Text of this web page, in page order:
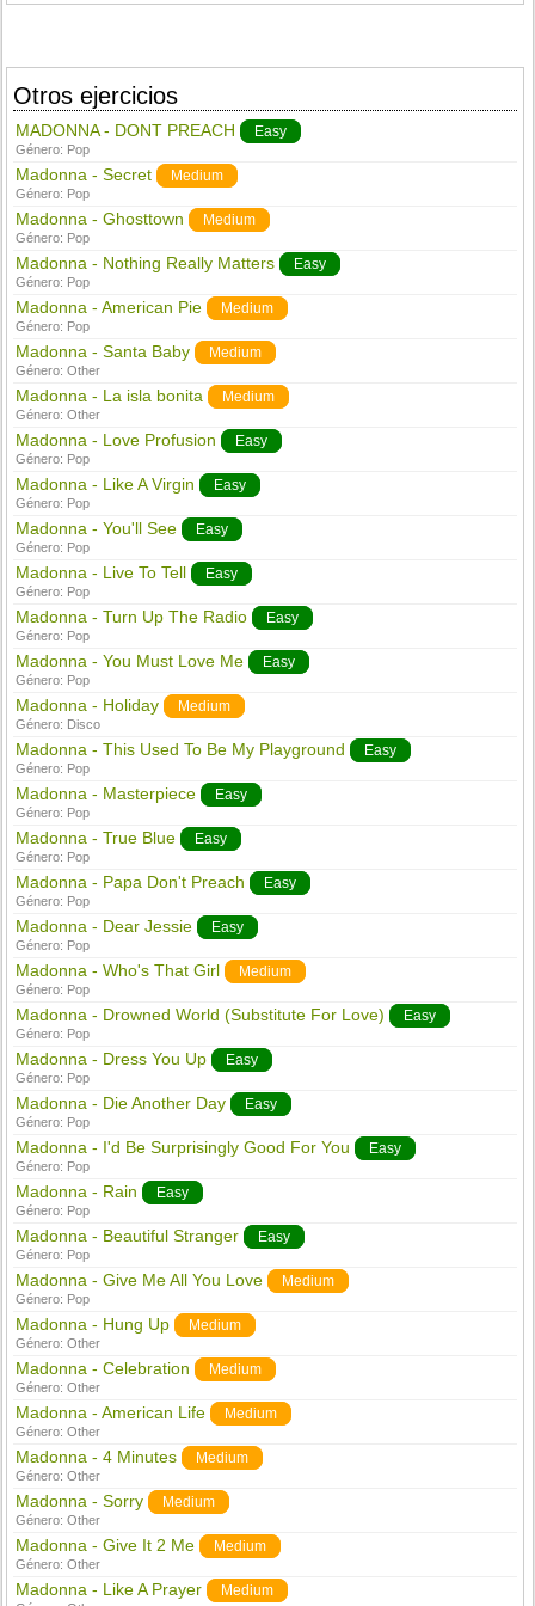
Otros ejercicios
MADONNA - DONT PREACH Easy
Género: Pop
Madonna - Secret Medium
Género: Pop
Madonna - Ghosttown Medium
Género: Pop
Madonna - Nothing Really Matters Easy
Género: Pop
Madonna - American Pie Medium
Género: Pop
Madonna - Santa Baby Medium
Género:Other
Madonna - La isla bonita Medium
Género:Other
Madonna - Love Profusion Easy
Género: Pop
Madonna - Like A Virgin Easy
Género: Pop
Madonna - You'll See Easy
Género: Pop
Madonna - Live To Tell Easy
Género: Pop
Madonna - Turn Up The Radio Easy
Género: Pop
Madonna - You Must Love Me Easy
Género: Pop
Madonna - Holiday Medium
Género: Disco
Madonna - This Used To Be My Playground Easy
Género: Pop
Madonna - Masterpiece Easy
Género: Pop
Madonna - True Blue Easy
Género: Pop
Madonna - Papa Don't Preach Easy
Género: Pop
Madonna - Dear Jessie Easy
Género: Pop
Madonna - Who's That Girl Medium
Género: Pop
Madonna - Drowned World (Substitute For Love) Easy
Género: Pop
Madonna - Dress You Up Easy
Género: Pop
Madonna - Die Another Day Easy
Género: Pop
Madonna - I'd Be Surprisingly Good For You Easy
Género: Pop
Madonna - Rain Easy
Género: Pop
Madonna - Beautiful Stranger Easy
Género: Pop
Madonna - Give Me All You Love Medium
Género: Pop
Madonna - Hung Up Medium
Género:Other
Madonna - Celebration Medium
Género:Other
Madonna - American Life Medium
Género:Other
Madonna - 4 Minutes Medium
Género:Other
Madonna - Sorry Medium
Género:Other
Madonna - Give It 2 Me Medium
Género:Other
Madonna - Like A Prayer Medium